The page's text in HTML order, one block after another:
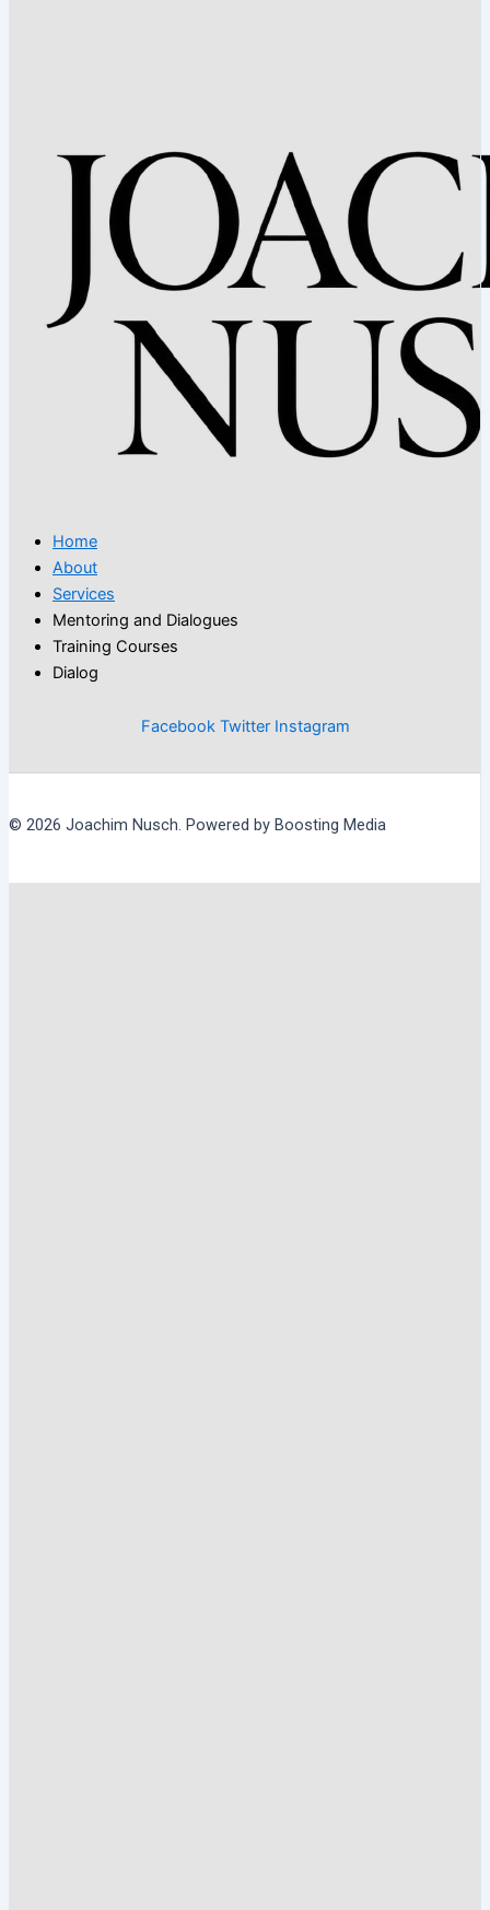
Home
About
Services
Mentoring and Dialogues
Training Courses
Dialog
Facebook Twitter Instagram
© 2026 Joachim Nusch. Powered by Boosting Media